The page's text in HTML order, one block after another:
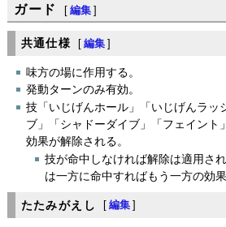
ガード [ 編集 ]
共通仕様 [ 編集 ]
味方の場に作用する。
発動ターンのみ有効。
技「いじげんホール」「いじげんラッ
ブ」「シャドーダイブ」「フェイント
効果が解除される。
技が命中しなければ解除は適用さ
は一方に命中すればもう一方の効
たたみがえし [ 編集 ]